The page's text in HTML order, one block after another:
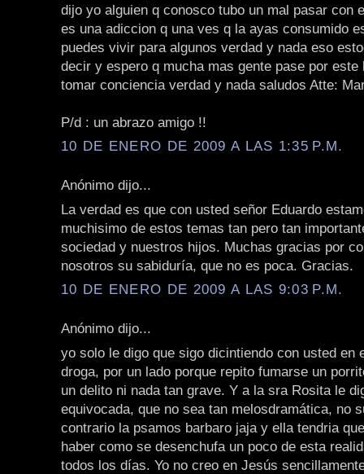
dijo yo alguien q conosco tubo un mal pasar con
es una adiccion q una ves q la ayas consumido
puedes vivir para algunos verdad y nada eso
decir y espero q mucha mas gente pase por este
tomar conciencia verdad y nada saludos Atte:
P/d : un abrazo amigo !!
10 DE ENERO DE 2009 A LAS 1:35 P.M.
Anónimo dijo...
La verdad es que con usted señor Eduardo
muchisimo de estos temas tan pero tan
sociedad y nuestros hijos. Muchas gracias por
nosotros su sabiduría, que no es poca. Gracias.
10 DE ENERO DE 2009 A LAS 9:03 P.M.
Anónimo dijo...
yo solo le digo que sigo dicintiendo con usted en
droga, por un lado porque repito fumarse un
un delito ni nada tan grave. Y a la sra Rosita le
equivocada, que no sea tan melosdramática, no
contrario la psamos barbaro jaja y ella tendria
haber como se desenchufa un poco de esta
todos los días. Yo no creo en Jesús